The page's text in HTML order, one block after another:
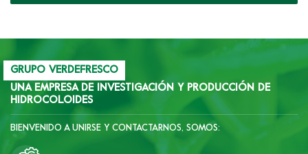
GRUPO VERDEFRESCO
UNA EMPRESA DE INVESTIGACIÓN Y PRODUCCIÓN DE
HIDROCOLOIDES
BIENVENIDO A UNIRSE Y CONTACTARNOS, SOMOS: